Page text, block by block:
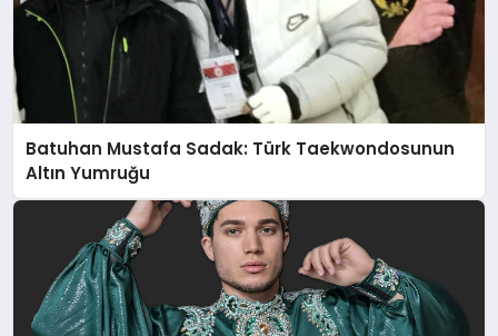
Batuhan Mustafa Sadak: Türk Taekwondosunun
Altın Yumruğu